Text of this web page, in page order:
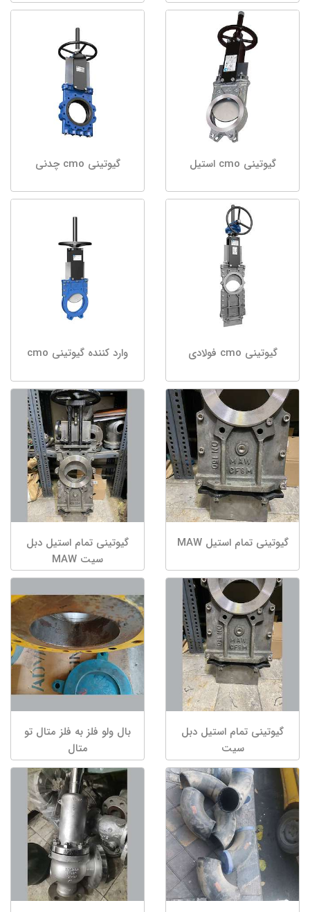
گیوتینی cmo استیل گیوتینی cmo چدنی
گیوتینی cmo فولادی وارد کننده گیوتینی cmo
گیوتینی تمام استیل MAW
گیوتینی تمام استیل دبل
سیت MAW
گیوتینی تمام استیل دبل
سیت
بال ولو فلز به فلز متال تو
متال